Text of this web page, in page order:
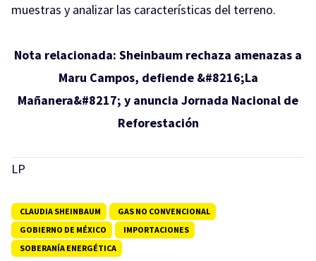
muestras y analizar las características del terreno.
Nota relacionada: Sheinbaum rechaza amenazas a
Maru Campos, defiende &#8216;La
Mañanera&#8217; y anuncia Jornada Nacional de
Reforestación
LP
CLAUDIA SHEINBAUM
GAS NO CONVENCIONAL
GOBIERNO DE MÉXICO
IMPORTACIONES
SOBERANÍA ENERGÉTICA